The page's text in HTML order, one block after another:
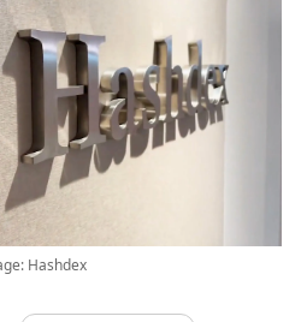
Hashdex